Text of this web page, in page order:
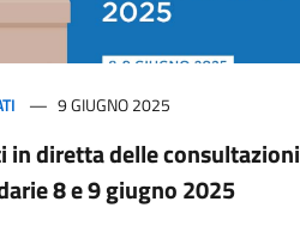
9 GIUGNO 2025
in diretta delle consultazioni
8 e 9 giugno 2025